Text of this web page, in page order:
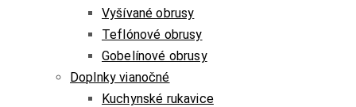
Vyšívané obrusy
Teflónové obrusy
Gobelínové obrusy
Doplnky vianočné
Kuchynské rukavice